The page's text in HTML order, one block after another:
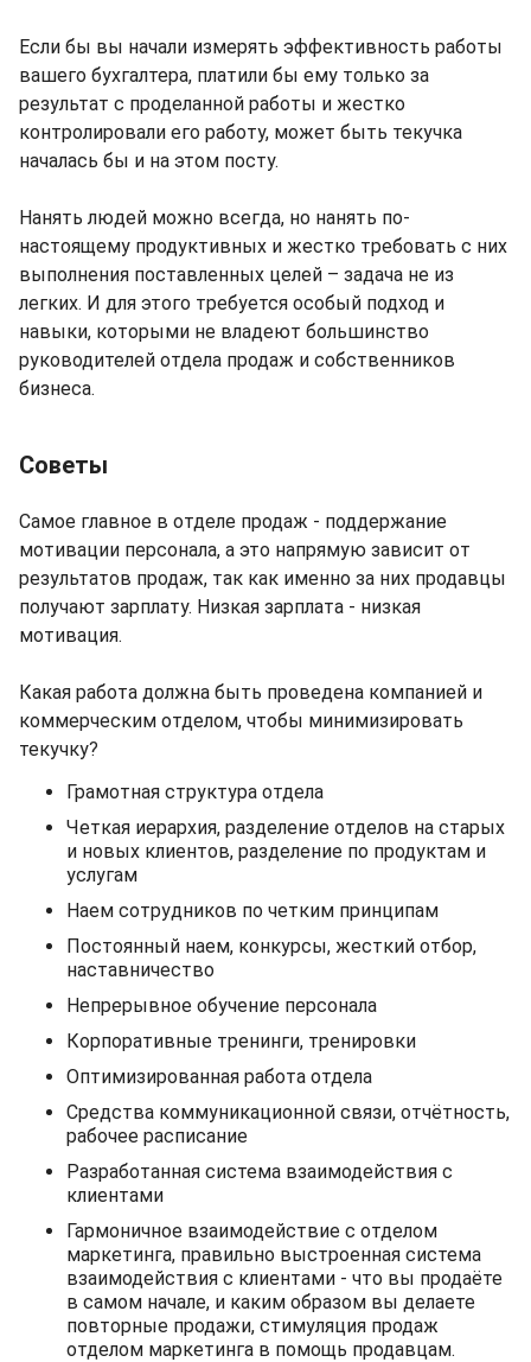
Если бы вы начали измерять эффективность работы
вашего бухгалтера, платили бы ему только за
результат с проделанной работы и жестко
контролировали его работу, может быть текучка
началась бы и на этом посту.
Нанять людей можно всегда, но нанять по-
настоящему продуктивных и жестко требовать с них
выполнения поставленных целей – задача не из
легких. И для этого требуется особый подход и
навыки, которыми не владеют большинство
руководителей отдела продаж и собственников
бизнеса.
Советы
Самое главное в отделе продаж - поддержание
мотивации персонала, а это напрямую зависит от
результатов продаж, так как именно за них продавцы
получают зарплату. Низкая зарплата - низкая
мотивация.
Какая работа должна быть проведена компанией и
коммерческим отделом, чтобы минимизировать
текучку?
Грамотная структура отдела
Четкая иерархия, разделение отделов на старых
и новых клиентов, разделение по продуктам и
услугам
Наем сотрудников по четким принципам
Постоянный наем, конкурсы, жесткий отбор,
наставничество
Непрерывное обучение персонала
Корпоративные тренинги, тренировки
Оптимизированная работа отдела
Средства коммуникационной связи, отчётность,
рабочее расписание
Разработанная система взаимодействия с
клиентами
Гармоничное взаимодействие с отделом
маркетинга, правильно выстроенная система
взаимодействия с клиентами - что вы продаёте
в самом начале, и каким образом вы делаете
повторные продажи, стимуляция продаж
отделом маркетинга в помощь продавцам.